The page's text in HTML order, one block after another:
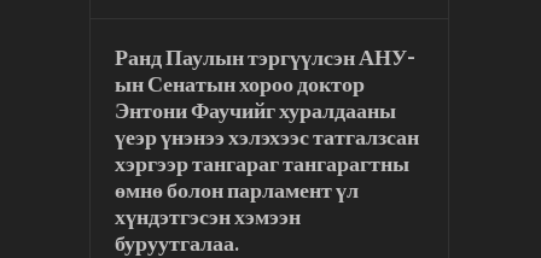
Ранд Паулын тэргүүлсэн АНУ-
ын Сенатын хороо доктор
Энтони Фаучийг хуралдааны
үеэр үнэнээ хэлэхээс татгалзсан
хэргээр тангараг тангарагтны
өмнө болон парламент үл
хүндэтгэсэн хэмээн
буруутгалаа.